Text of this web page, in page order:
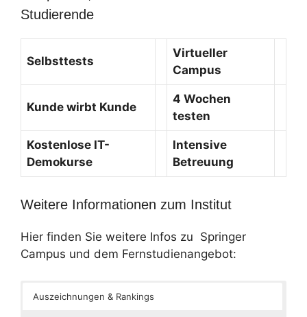
Studierende
Selbsttests
Virtueller
Campus
Kunde wirbt Kunde
4 Wochen
testen
Kostenlose IT-
Demokurse
Intensive
Betreuung
Weitere Informationen zum Institut
Hier finden Sie weitere Infos zu Springer
Campus und dem Fernstudienangebot:
Auszeichnungen & Rankings